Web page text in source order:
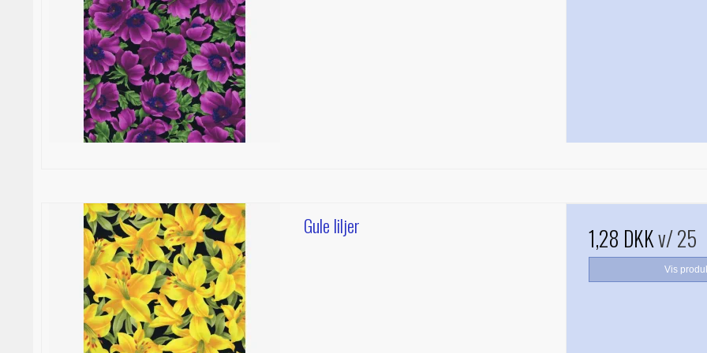
Gule liljer 1,28 DKKv/ 25
Vis